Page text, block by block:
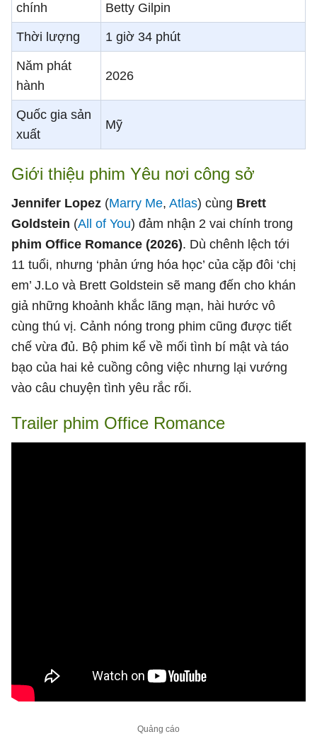
chính
Betty Gilpin
Thời lượng 1 giờ 34 phút
Năm phát
hành
2026
Quốc gia sản
xuất
Mỹ
Giới thiệu phim Yêu nơi công sở
Jennifer Lopez (Marry Me, Atlas) cùng Brett
Goldstein (All of You) đảm nhận 2 vai chính trong
phim Office Romance (2026). Dù chênh lệch tới
11 tuổi, nhưng ‘phản ứng hóa học’ của cặp đôi ‘chị
em’ J.Lo và Brett Goldstein sẽ mang đến cho khán
giả những khoảnh khắc lãng mạn, hài hước vô
cùng thú vị. Cảnh nóng trong phim cũng được tiết
chế vừa đủ. Bộ phim kể về mối tình bí mật và táo
bạo của hai kẻ cuồng công việc nhưng lại vướng
vào câu chuyện tình yêu rắc rối.
Trailer phim Office Romance